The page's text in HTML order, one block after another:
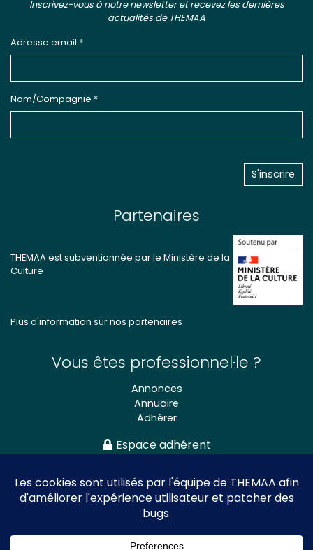
Inscrivez-vous à notre newsletter et recevez les dernières
actualités de THEMAA
Adresse email *
Nom/Compagnie *
Partenaires
THEMAA est subventionnée par le Ministère de la
Culture
Plus d'information sur nos partenaires
Vous êtes professionnel·le ?
Annonces
Annuaire
Adhérer
Espace adhérent